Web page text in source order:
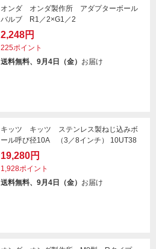
オンダ オンダ製作所 アダプターボール
バルブ R1／2×G1／2
2,248円
225ポイント
送料無料、9月4日（金） お届け
キッツ キッツ ステンレス製ねじ込みボ
ール呼び径10A （3／8インチ） 10UT38
19,280円
1,928ポイント
送料無料、9月4日（金） お届け